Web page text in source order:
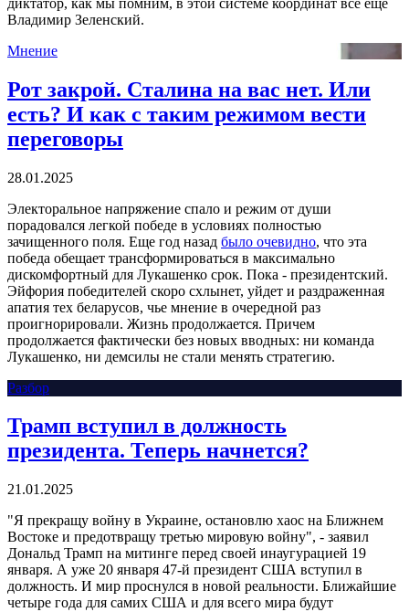
Владимир Зеленский.
Мнение
Рот закрой. Сталина на вас нет. Или
есть? И как с таким режимом вести
переговоры
28.01.2025
Электоральное напряжение спало и режим от души
порадовался легкой победе в условиях полностью
зачищенного поля. Еще год назад было очевидно, что эта
победа обещает трансформироваться в максимально
дискомфортный для Лукашенко срок. Пока - президентский.
Эйфория победителей скоро схлынет, уйдет и раздраженная
апатия тех беларусов, чье мнение в очередной раз
проигнорировали. Жизнь продолжается. Причем
продолжается фактически без новых вводных: ни команда
Лукашенко, ни демсилы не стали менять стратегию.
Разбор
Трамп вступил в должность
президента. Теперь начнется?
21.01.2025
"Я прекращу войну в Украине, остановлю хаос на Ближнем
Востоке и предотвращу третью мировую войну", - заявил
Дональд Трамп на митинге перед своей инаугурацией 19
января. А уже 20 января 47-й президент США вступил в
должность. И мир проснулся в новой реальности. Ближайшие
четыре года для самих США и для всего мира будут